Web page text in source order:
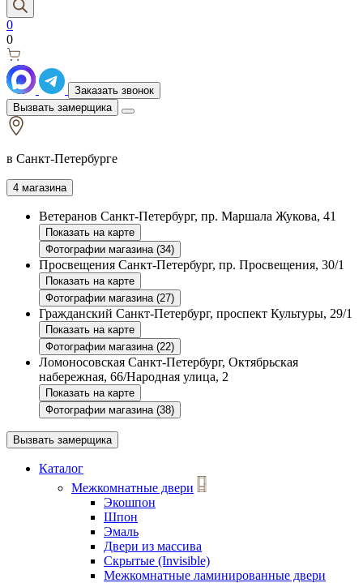
0
0
Заказать звонок
Вызвать замерщика
в Санкт-Петербурге
4 магазина
Ветеранов Санкт-Петербург, пр. Маршала Жукова, 41
Показать на карте
Фотографии магазина (34)
Просвещения Санкт-Петербург, пр. Просвещения, 30/1
Показать на карте
Фотографии магазина (27)
Гражданский Санкт-Петербург, проспект Культуры, 29/1
Показать на карте
Фотографии магазина (22)
Ломоносовская Санкт-Петербург, Октябрьская
набережная, 66/Народная улица, 2
Показать на карте
Фотографии магазина (38)
Вызвать замерщика
Каталог
Межкомнатные двери
Экошпон
Шпон
Эмаль
Двери из массива
Скрытые (Invisible)
Межкомнатные ламинированные двери